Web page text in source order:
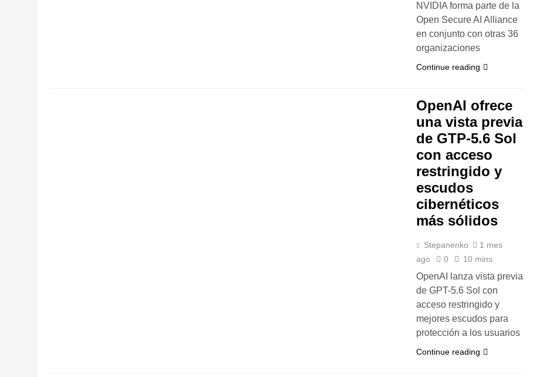
NVIDIA forma parte de la
Open Secure AI Alliance
en conjunto con otras 36
organizaciones
Continue reading
OpenAI ofrece
una vista previa
de GTP-5.6 Sol
con acceso
restringido y
escudos
cibernéticos
más sólidos
Stepanenko
1 mes
ago
0 10 mins
OpenAI lanza vista previa
de GPT-5.6 Sol con
acceso restringido y
mejores escudos para
protección a los usuarios
Continue reading